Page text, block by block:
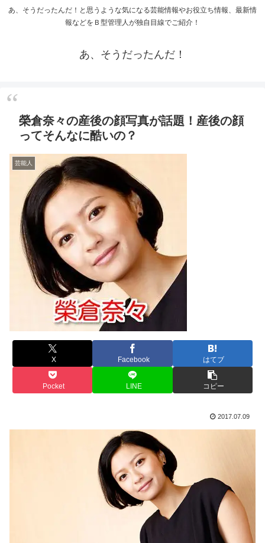
あ、そうだったんだ！と思うような気になる芸能情報やお役立ち情報、最新情
報などをＢ型管理人が独自目線でご紹介！
あ、そうだったんだ！
榮倉奈々の産後の顔写真が話題！産後の顔
ってそんなに酷いの？
芸能人
X Facebook はてブ
Pocket LINE コピー
2017.07.09